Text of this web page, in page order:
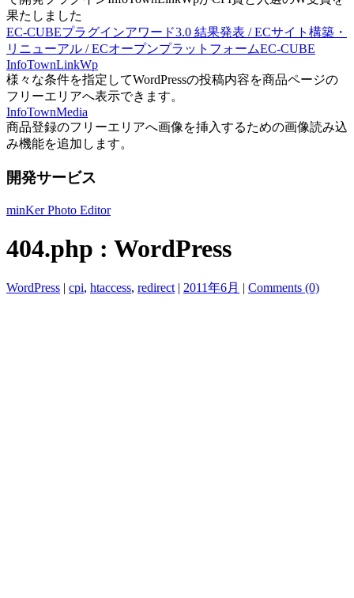
果たしました
EC-CUBEプラグインアワード3.0 結果発表 / ECサイト構築・
リニューアル / ECオープンプラットフォームEC-CUBE
InfoTownLinkWp
様々な条件を指定してWordPressの投稿内容を商品ページの
フリーエリアへ表示できます。
InfoTownMedia
商品登録のフリーエリアへ画像を挿入するための画像読み込
み機能を追加します。
開発サービス
minKer Photo Editor
404.php : WordPress
WordPress | cpi, htaccess, redirect| 2011年6月 | Comments (0)